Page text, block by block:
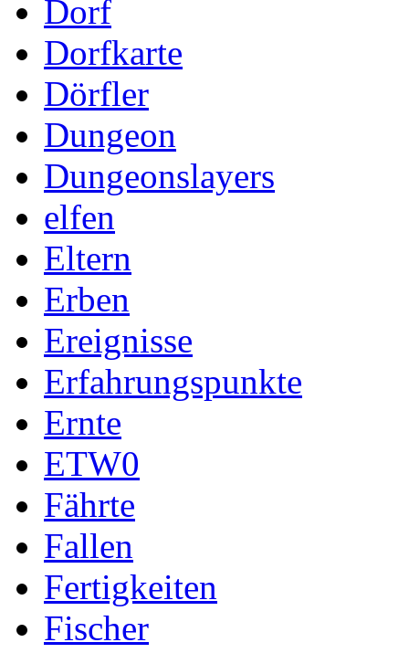
Dorf
Dorfkarte
Dörfler
Dungeon
Dungeonslayers
elfen
Eltern
Erben
Ereignisse
Erfahrungspunkte
Ernte
ETW0
Fährte
Fallen
Fertigkeiten
Fischer